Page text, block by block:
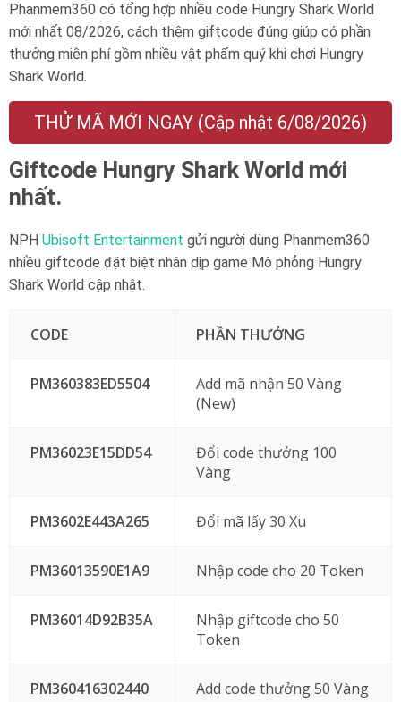
Phanmem360 có tổng hợp nhiều code Hungry Shark World
mới nhất 08/2026, cách thêm giftcode đúng giúp có phần
thưởng miễn phí gồm nhiều vật phẩm quý khi chơi Hungry
Shark World.
THỬ MÃ MỚI NGAY (Cập nhật 6/08/2026)
Giftcode Hungry Shark World mới
nhất.
NPH Ubisoft Entertainment gửi người dùng Phanmem360
nhiều giftcode đặt biệt nhân dịp game Mô phỏng Hungry
Shark World cập nhật.
CODE PHẦN THƯỞNG
PM360383ED5504
Add mã nhận 50 Vàng
(New)
PM36023E15DD54
Đổi code thưởng 100
Vàng
PM3602E443A265 Đổi mã lấy 30 Xu
PM36013590E1A9 Nhập code cho 20 Token
PM36014D92B35A
Nhập giftcode cho 50
Token
PM360416302440 Add code thưởng 50 Vàng